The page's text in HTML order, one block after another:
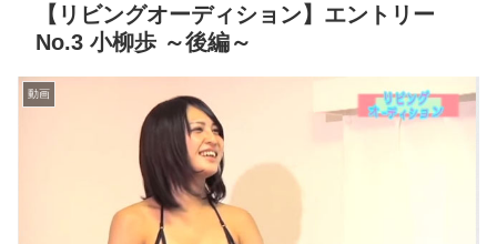
【リビングオーディション】エントリー
No.3 小柳歩 ～後編～
動画